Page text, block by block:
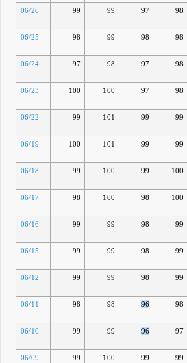
06/26 99 99 97 98
06/25 98 99 98 98
06/24
97 98 97 98
06/23
100 100 97 98
06/22
99 101 99 99
06/19
100 101 99 99
06/18
99 100 99 100
06/17
98 100 98 100
06/16
99 99 98 99
06/15
99 99 98 99
06/12
99 99 98 99
06/11 98 98 96 98
06/10 99 99 96 97
06/09 99 100 99 99